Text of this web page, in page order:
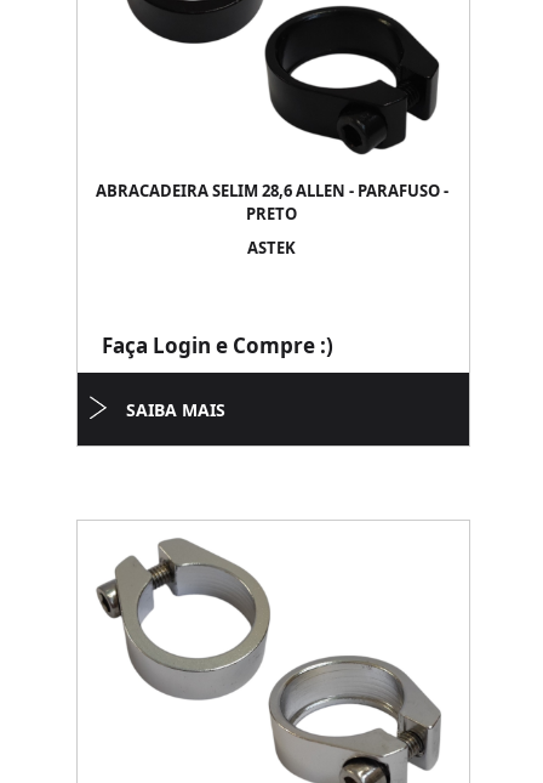
ABRACADEIRA SELIM 28,6 ALLEN - PARAFUSO -
PRETO
ASTEK
Faça Login e Compre :)
SAIBA MAIS